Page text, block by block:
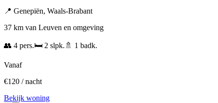
📍 Genepiën, Waals-Brabant
37 km van Leuven en omgeving
👥 4 pers.🛏️ 2 slpk. 🚿 1 badk.
Vanaf
€120 / nacht
Bekijk woning